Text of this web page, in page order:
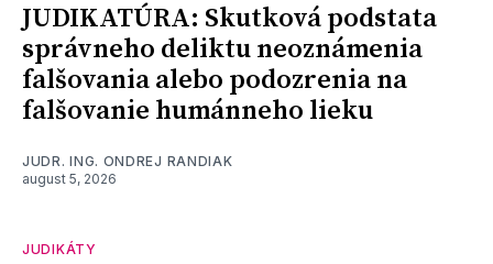
JUDIKATÚRA: Skutková podstata
správneho deliktu neoznámenia
falšovania alebo podozrenia na
falšovanie humánneho lieku
JUDR. ING. ONDREJ RANDIAK
august 5, 2026
JUDIKÁTY